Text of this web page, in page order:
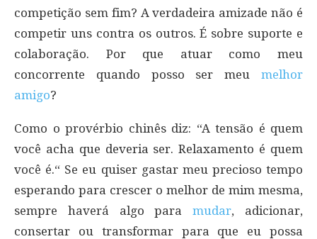
competição sem fim? A verdadeira amizade não é
competir uns contra os outros. É sobre suporte e
colaboração. Por que atuar como meu
concorrente quando posso ser meu melhor
amigo?
Como o provérbio chinês diz: “A tensão é quem
você acha que deveria ser. Relaxamento é quem
você é.“ Se eu quiser gastar meu precioso tempo
esperando para crescer o melhor de mim mesma,
sempre haverá algo paramudar, adicionar,
consertar ou transformar para que eu possa